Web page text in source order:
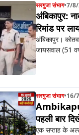
सरगुजा संभाग•7/
अंबिकापुर:
रिमांड पर
अंबिकापुर।
जायसवाल (51
सरगुजा संभाग•16/
पहली बार
एक सप्ताह के